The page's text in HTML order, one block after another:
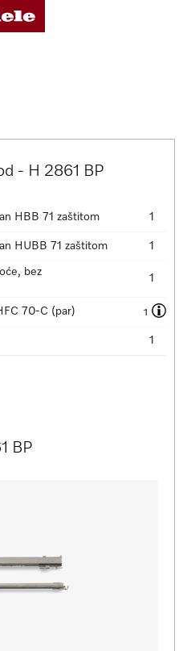
- H 2861 BP
HBB 71 zaštitom 1
HUBB 71 zaštitom 1
bez
1
70-C (par) 1
1
BP